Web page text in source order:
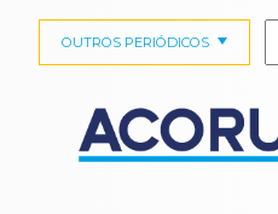
OUTROS PERIÓDICOS